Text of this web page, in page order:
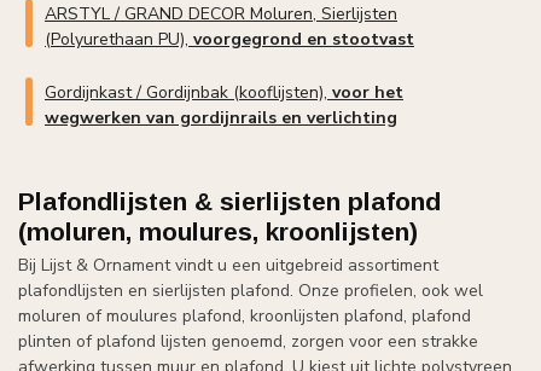
ARSTYL / GRAND DECOR Moluren, Sierlijsten
(Polyurethaan PU), voorgegrond en stootvast
Gordijnkast / Gordijnbak (kooflijsten), voor het
wegwerken van gordijnrails en verlichting
Plafondlijsten & sierlijsten plafond
(moluren, moulures, kroonlijsten)
Bij Lijst & Ornament vindt u een uitgebreid assortiment
plafondlijsten en sierlijsten plafond. Onze profielen, ook wel
moluren of moulures plafond, kroonlijsten plafond, plafond
plinten of plafond lijsten genoemd, zorgen voor een strakke